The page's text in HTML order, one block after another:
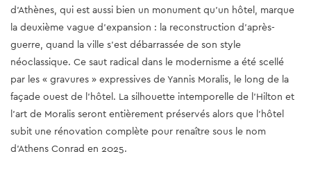
d'Athènes, qui est aussi bien un monument qu'un hôtel, marque
la deuxième vague d'expansion : la reconstruction d'après-
guerre, quand la ville s'est débarrassée de son style
néoclassique. Ce saut radical dans le modernisme a été scellé
par les « gravures » expressives de Yannis Moralis, le long de la
façade ouest de l'hôtel. La silhouette intemporelle de l'Hilton et
l'art de Moralis seront entièrement préservés alors que l'hôtel
subit une rénovation complète pour renaître sous le nom
d'Athens Conrad en 2025.